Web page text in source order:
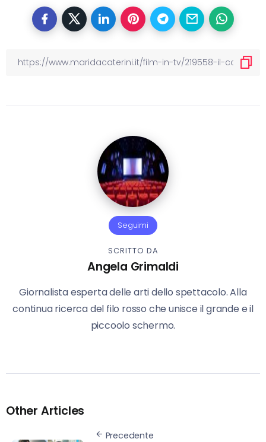
Seguimi
SCRITTO DA
Angela Grimaldi
Giornalista esperta delle arti dello spettacolo. Alla
continua ricerca del filo rosso che unisce il grande e il
piccoolo schermo.
Other Articles
Precedente